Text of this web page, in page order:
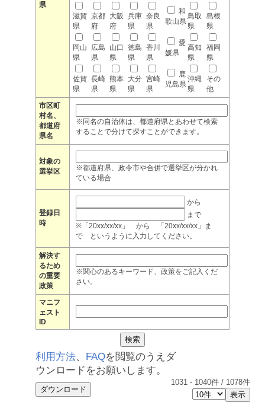
県
滋賀
県
京都
府
大阪
府
兵庫
県
奈良
県
和
歌山県
鳥取
県
島根
県
岡山
県
広島
県
山口
県
徳島
県
香川
県
愛
媛県
高知
県
福岡
県
佐賀
県
長崎
県
熊本
県
大分
県
宮崎
県
鹿
児島県
沖縄
県
その
他
市区町
村名、
都道府
県名
※同名の自治体は、都道府県とあわせて検索
することで分けて探すことができます。
対象の
選挙区
※都道府県、政令市や合併で選挙区が分かれ
ている場合
登録日
時
から
まで
※「20xx/xx/xx」 から 「20xx/xx/xx」ま
で というように入力してください。
解決す
るため
の重要
政策
※関心のあるキーワード、政策をご記入くだ
さい。
マニフ
ェスト
ID
利用方法、 FAQを閲覧のうえダ
ウンロードをお願いします。
1031 - 1040件 / 1078件